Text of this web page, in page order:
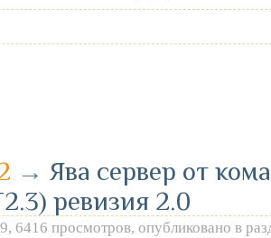
→ Ява сервер от
ревизия 2.0
6416 просмотров, опубликовано в